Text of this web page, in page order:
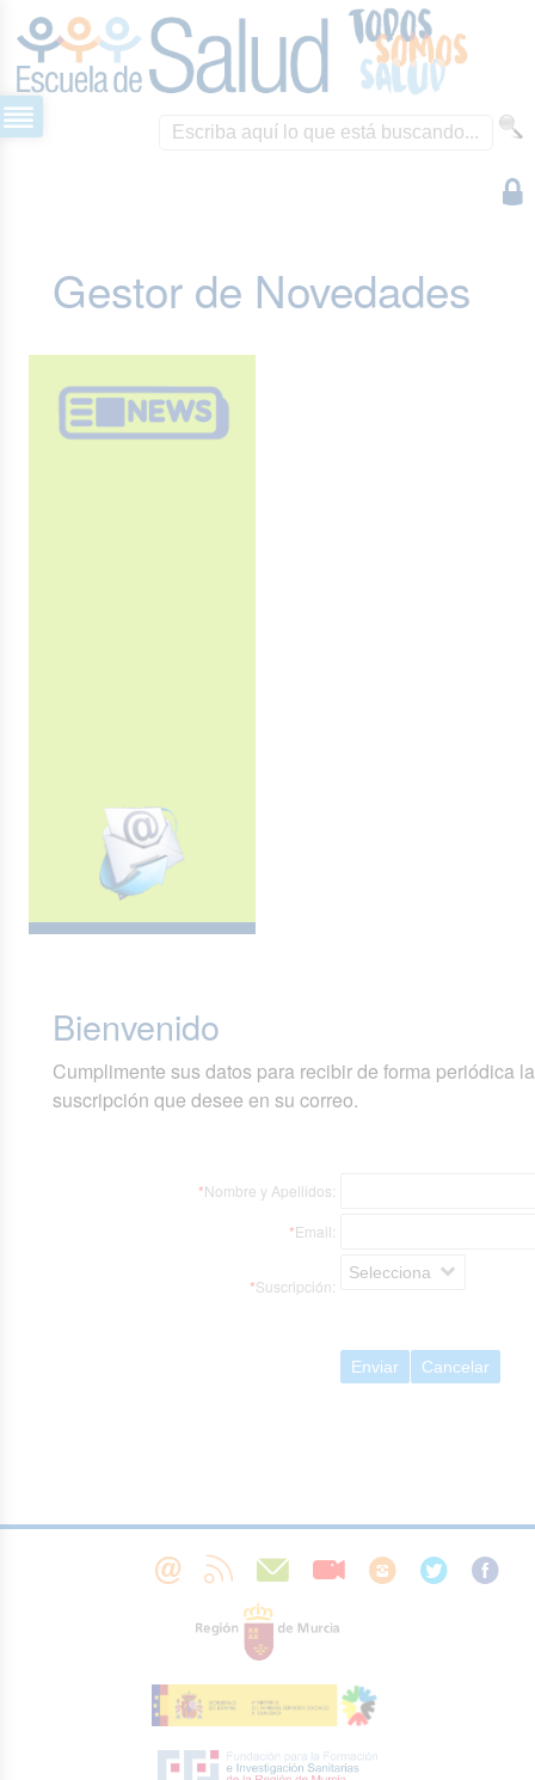
Gestor de Novedades
Bienvenido
Cumplimente sus datos para recibir de forma periódica
suscripción que desee en su correo.
*Nombre y Apellidos:
*Email:
*Suscripción:
Selecciona
Enviar Cancelar